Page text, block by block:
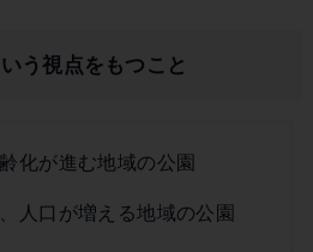
う視点をもつこと
化が進む地域の公園
人口が増える地域の公園